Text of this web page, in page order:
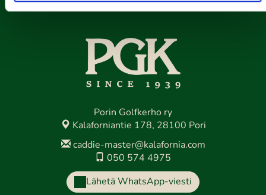
Porin Golfkerho ry
Kalaforniantie 178, 28100 Pori
caddie-master@kalafornia.com
050 574 4975
Lähetä WhatsApp-viesti